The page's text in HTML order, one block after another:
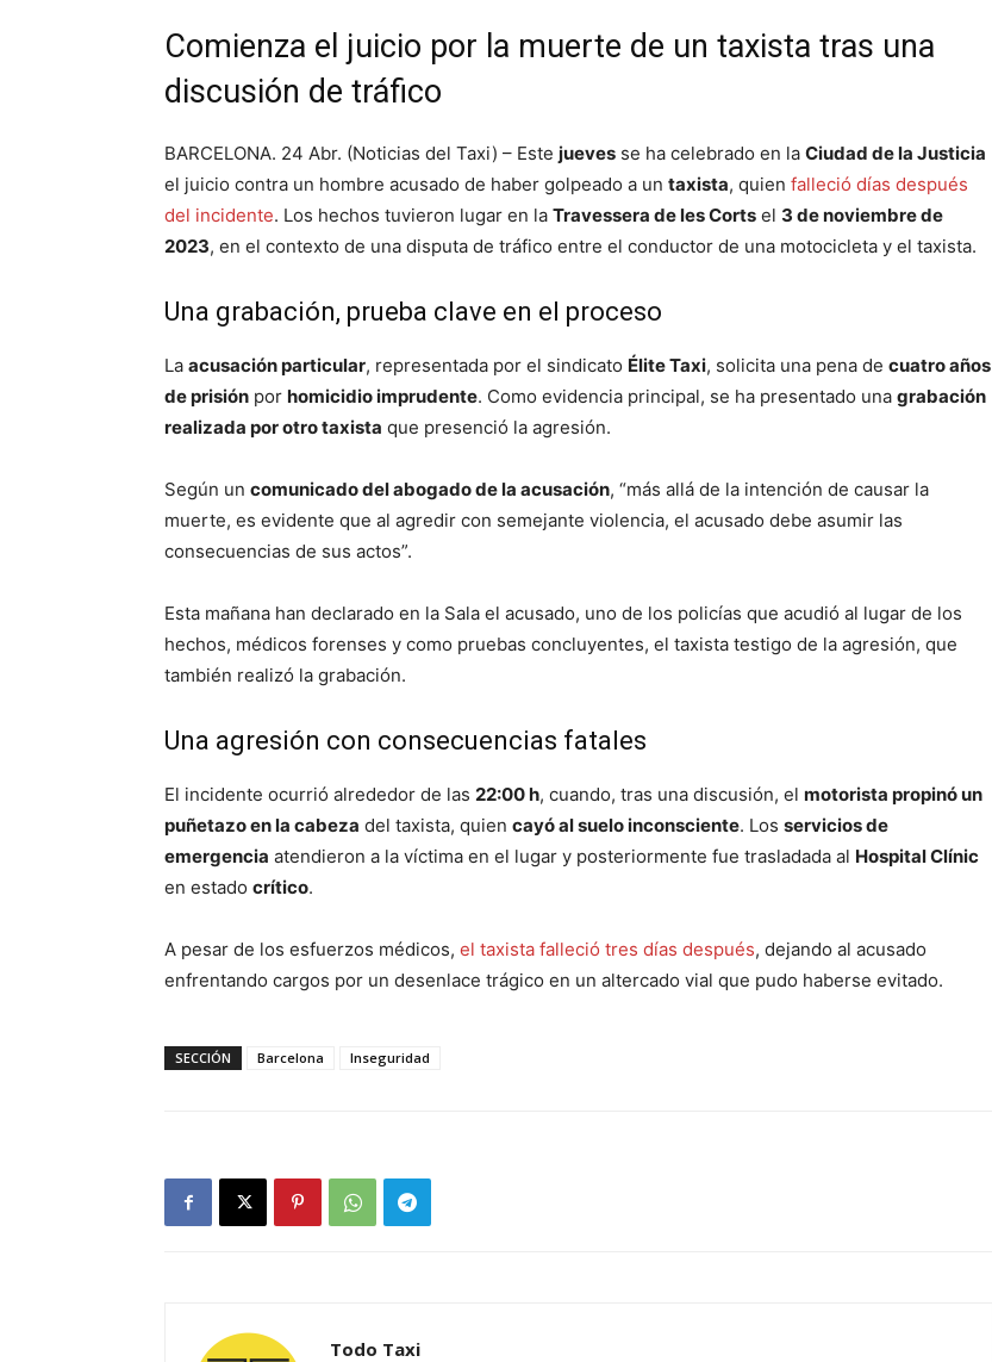
Comienza el juicio por la muerte de un taxista tras una
discusión de tráfico
BARCELONA. 24 Abr. (Noticias del Taxi) – Este jueves se ha celebrado en la Ciudad de la Justicia
el juicio contra un hombre acusado de haber golpeado a un taxista, quien falleció días después
del incidente. Los hechos tuvieron lugar en la Travessera de les Corts el 3 de noviembre de
2023, en el contexto de una disputa de tráfico entre el conductor de una motocicleta y el taxista.
Una grabación, prueba clave en el proceso
La acusación particular, representada por el sindicato Élite Taxi, solicita una pena de cuatro años
de prisión por homicidio imprudente. Como evidencia principal, se ha presentado una grabación
realizada por otro taxista que presenció la agresión.
Según un comunicado del abogado de la acusación, “más allá de la intención de causar la
muerte, es evidente que al agredir con semejante violencia, el acusado debe asumir las
consecuencias de sus actos”.
Esta mañana han declarado en la Sala el acusado, uno de los policías que acudió al lugar de los
hechos, médicos forenses y como pruebas concluyentes, el taxista testigo de la agresión, que
también realizó la grabación.
Una agresión con consecuencias fatales
El incidente ocurrió alrededor de las 22:00 h, cuando, tras una discusión, el motorista propinó un
puñetazo en la cabeza del taxista, quien cayó al suelo inconsciente. Los servicios de
emergencia atendieron a la víctima en el lugar y posteriormente fue trasladada al Hospital Clínic
en estado crítico.
A pesar de los esfuerzos médicos, el taxista falleció tres días después, dejando al acusado
enfrentando cargos por un desenlace trágico en un altercado vial que pudo haberse evitado.
SECCIÓN Barcelona Inseguridad
Todo Taxi